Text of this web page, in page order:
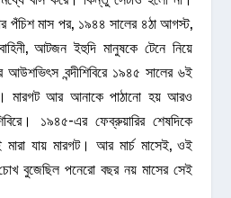
পঁচিশ মাস পর, ১৯৪৪ সালের ৪ঠা আগস্ট,
আটজন ইহুদি মানুষকে টেনে নিয়ে
আউশভিৎস বন্দীশিবিরে ১৯৪৫ সালের ৬ই
মারগট আর আনাকে পাঠানো হয় আরও
১৯৪৫-এর ফেব্রুয়ারির শেষদিকে
মারা যায় মারগট। আর মার্চ মাসেই, ওই
চোখ বুজেছিল পনেরো বছর নয় মাসের সেই